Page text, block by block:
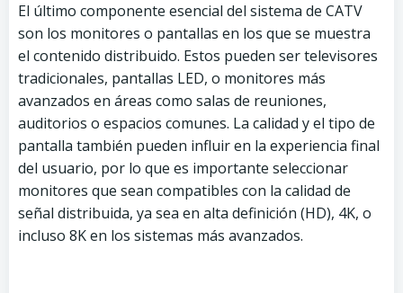
El último componente esencial del sistema de CATV
son los monitores o pantallas en los que se muestra
el contenido distribuido. Estos pueden ser televisores
tradicionales, pantallas LED, o monitores más
avanzados en áreas como salas de reuniones,
auditorios o espacios comunes. La calidad y el tipo de
pantalla también pueden influir en la experiencia final
del usuario, por lo que es importante seleccionar
monitores que sean compatibles con la calidad de
señal distribuida, ya sea en alta definición (HD), 4K, o
incluso 8K en los sistemas más avanzados.